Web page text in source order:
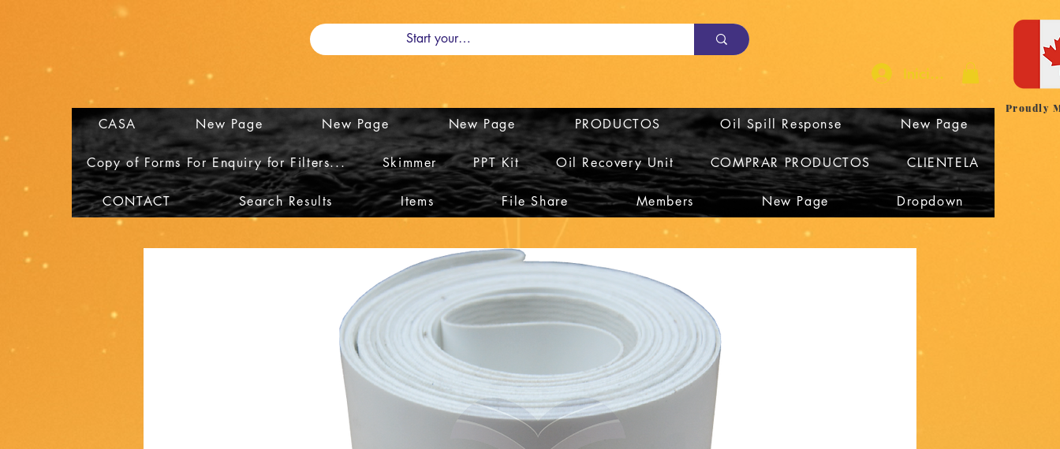
Iniciar sesión
CASA New Page New Page New Page PRODUCTOS Oil Spill Response New Page
Copy of Forms For Enquiry for Filters... Skimmer PPT Kit Oil Recovery Unit COMPRAR PRODUCTOS CLIENTELA
CONTACT Search Results Items File Share Members New Page Dropdown
Proudly